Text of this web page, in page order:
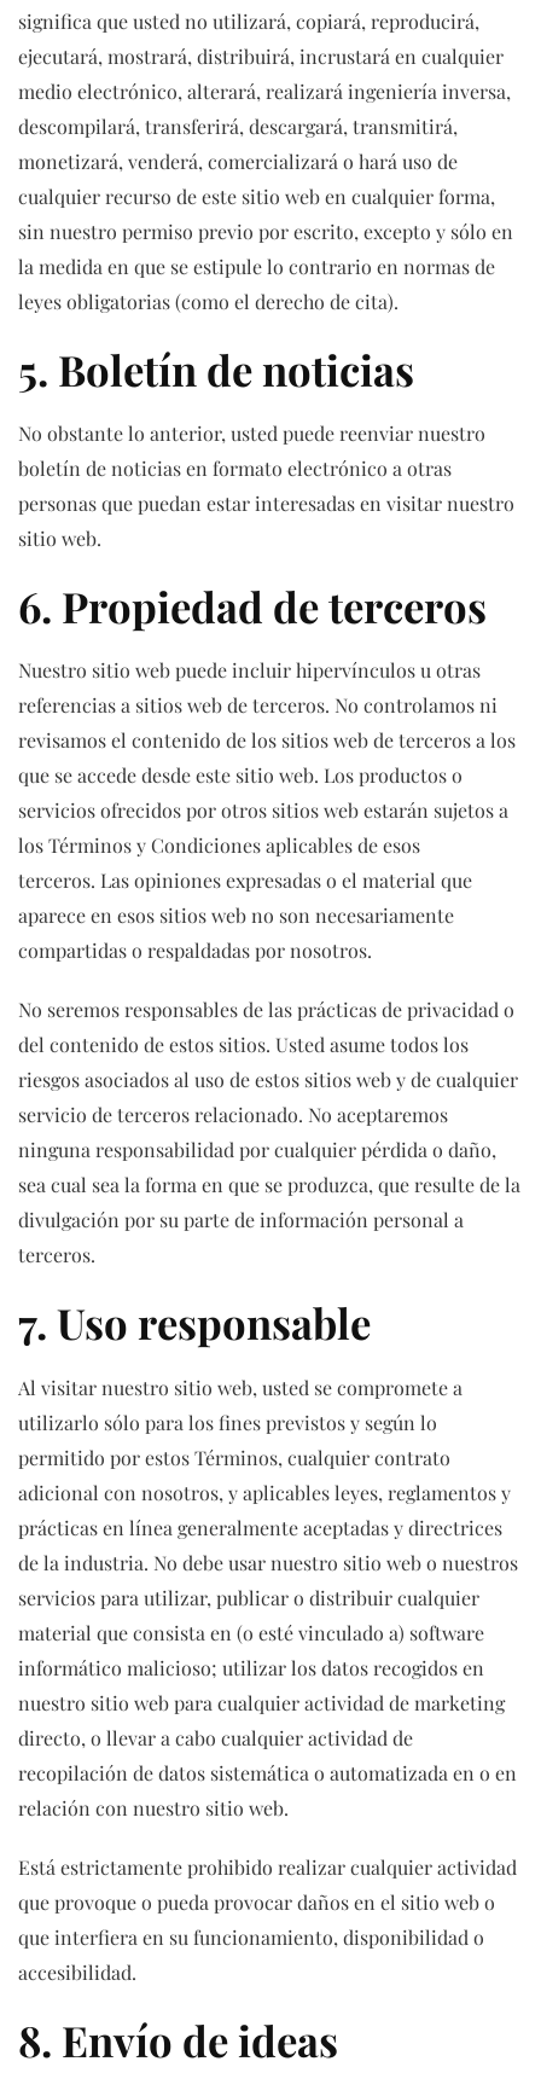
significa que usted no utilizará, copiará, reproducirá,
ejecutará, mostrará, distribuirá, incrustará en cualquier
medio electrónico, alterará, realizará ingeniería inversa,
descompilará, transferirá, descargará, transmitirá,
monetizará, venderá, comercializará o hará uso de
cualquier recurso de este sitio web en cualquier forma,
sin nuestro permiso previo por escrito, excepto y sólo en
la medida en que se estipule lo contrario en normas de
leyes obligatorias (como el derecho de cita).
5. Boletín de noticias
No obstante lo anterior, usted puede reenviar nuestro
boletín de noticias en formato electrónico a otras
personas que puedan estar interesadas en visitar nuestro
sitio web.
6. Propiedad de terceros
Nuestro sitio web puede incluir hipervínculos u otras
referencias a sitios web de terceros. No controlamos ni
revisamos el contenido de los sitios web de terceros a los
que se accede desde este sitio web. Los productos o
servicios ofrecidos por otros sitios web estarán sujetos a
los Términos y Condiciones aplicables de esos
terceros. Las opiniones expresadas o el material que
aparece en esos sitios web no son necesariamente
compartidas o respaldadas por nosotros.
No seremos responsables de las prácticas de privacidad o
del contenido de estos sitios. Usted asume todos los
riesgos asociados al uso de estos sitios web y de cualquier
servicio de terceros relacionado. No aceptaremos
ninguna responsabilidad por cualquier pérdida o daño,
sea cual sea la forma en que se produzca, que resulte de la
divulgación por su parte de información personal a
terceros.
7. Uso responsable
Al visitar nuestro sitio web, usted se compromete a
utilizarlo sólo para los fines previstos y según lo
permitido por estos Términos, cualquier contrato
adicional con nosotros, y aplicables leyes, reglamentos y
prácticas en línea generalmente aceptadas y directrices
de la industria. No debe usar nuestro sitio web o nuestros
servicios para utilizar, publicar o distribuir cualquier
material que consista en (o esté vinculado a) software
informático malicioso; utilizar los datos recogidos en
nuestro sitio web para cualquier actividad de marketing
directo, o llevar a cabo cualquier actividad de
recopilación de datos sistemática o automatizada en o en
relación con nuestro sitio web.
Está estrictamente prohibido realizar cualquier actividad
que provoque o pueda provocar daños en el sitio web o
que interfiera en su funcionamiento, disponibilidad o
accesibilidad.
8. Envío de ideas